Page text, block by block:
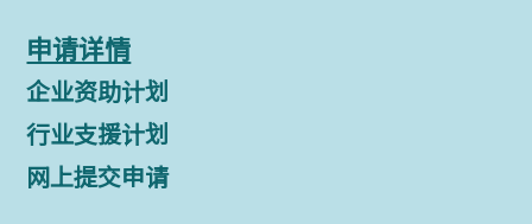
申请详情
企业资助计划
行业支援计划
网上提交申请